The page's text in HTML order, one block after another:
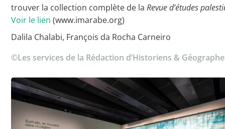
trouver la collection complète de laRevue d’études
Voir le lien (www.imarabe.org)
Dalila Chalabi, François da Rocha Carneiro
©Les services de la Rédaction d’Historiens &